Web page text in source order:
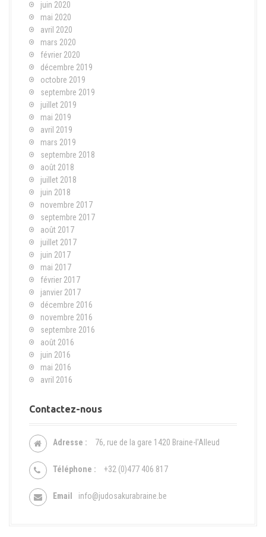
juin 2020
mai 2020
avril 2020
mars 2020
février 2020
décembre 2019
octobre 2019
septembre 2019
juillet 2019
mai 2019
avril 2019
mars 2019
septembre 2018
août 2018
juillet 2018
juin 2018
novembre 2017
septembre 2017
août 2017
juillet 2017
juin 2017
mai 2017
février 2017
janvier 2017
décembre 2016
novembre 2016
septembre 2016
août 2016
juin 2016
mai 2016
avril 2016
Contactez-nous
Adresse : 76, rue de la gare 1420 Braine-l'Alleud
Téléphone : +32 (0)477 406 817
Email info@judosakurabraine.be